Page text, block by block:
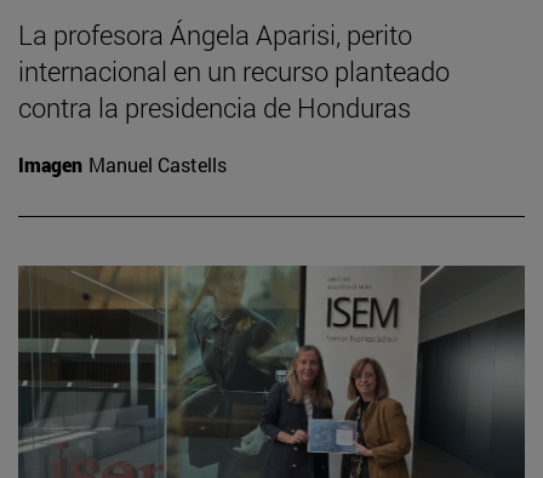
La profesora Ángela Aparisi, perito
internacional en un recurso planteado
contra la presidencia de Honduras
Imagen Manuel Castells